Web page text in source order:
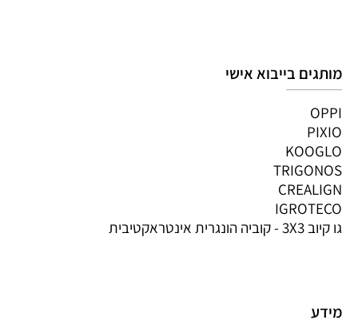
מותגים בייבוא אישי
OPPI
PIXIO
KOOGLO
TRIGONOS
CREALIGN
IGROTECO
גו קיוב 3X3 - קוביה הונגרית אינטראקטיבית
מידע